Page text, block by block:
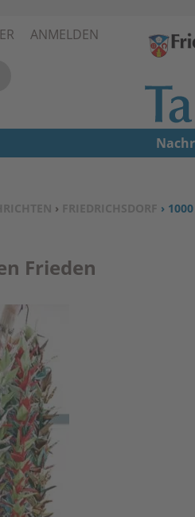
ANMELDEN
› FRIEDRICHSDORF ›
Frieden